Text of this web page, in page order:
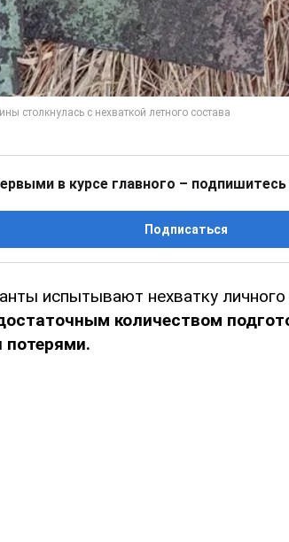
в курсе главного – подпишитесь
Подписаться
испытывают нехватку
количеством